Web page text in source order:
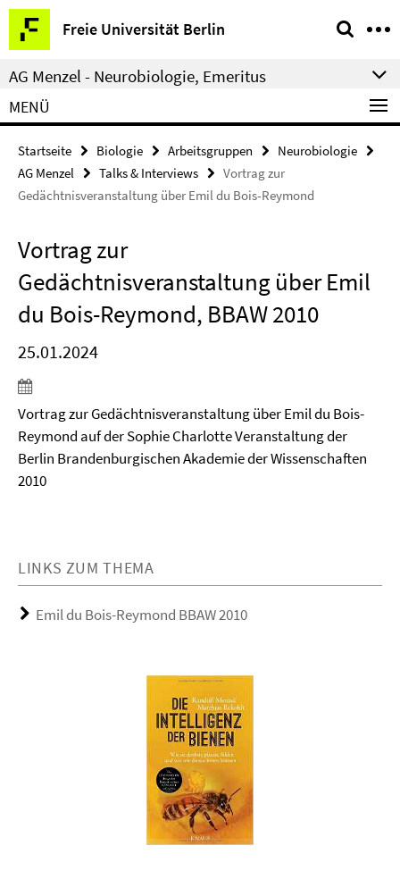
Springe
direkt
zu
Inhalt
Freie Universität Berlin
Service-
Navigation
AG Menzel - Neurobiologie, Emeritus
MENÜ
Startseite Biologie Arbeitsgruppen
Neurobiologie
AG Menzel
Talks & Interviews
Vortrag zur
Gedächtnisveranstaltung über Emil du Bois-Reymond
Vortrag zur
Gedächtnisveranstaltung über Emil
du Bois-Reymond, BBAW 2010
25.01.2024
Vortrag zur Gedächtnisveranstaltung über Emil du Bois-
Reymond auf der Sophie Charlotte Veranstaltung der
Berlin Brandenburgischen Akademie der Wissenschaften
2010
LINKS ZUM THEMA
Emil du Bois-Reymond BBAW 2010